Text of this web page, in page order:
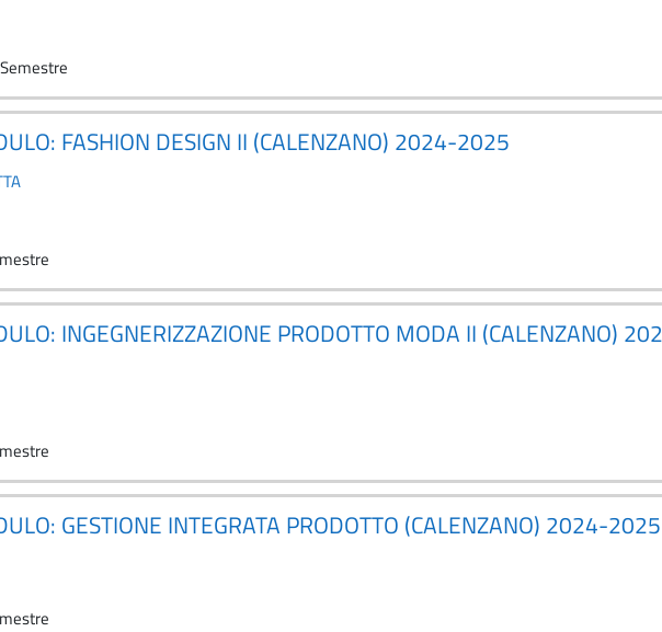
FASHION DESIGN II (CALENZANO) 2024-2025
INGEGNERIZZAZIONE PRODOTTO MODA II (CALENZANO)
GESTIONE INTEGRATA PRODOTTO (CALENZANO) 2024-2025